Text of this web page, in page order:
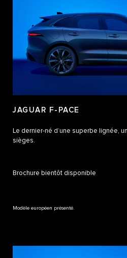
JAGUAR F-PACE
Le dernier-né d’une superbe lignée,
sièges.
Brochure bientôt disponible
Modèle européen présenté.